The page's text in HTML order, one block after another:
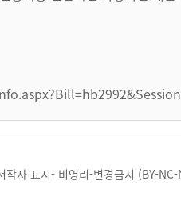
작자 표시- 비영리-변경금지 (BY-